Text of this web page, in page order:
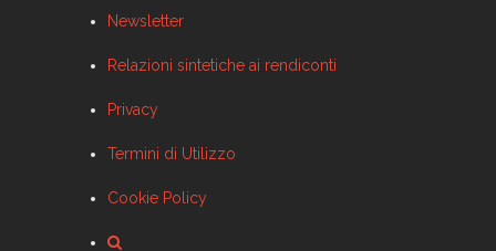
Newsletter
Relazioni sintetiche ai rendiconti
Privacy
Termini di Utilizzo
Cookie Policy